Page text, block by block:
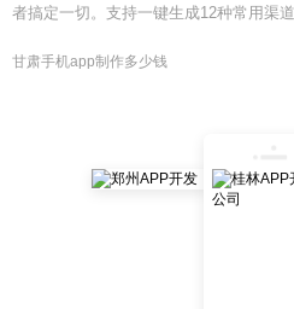
者搞定一切。支持一键生成12种常用渠
甘肃手机app制作多少钱